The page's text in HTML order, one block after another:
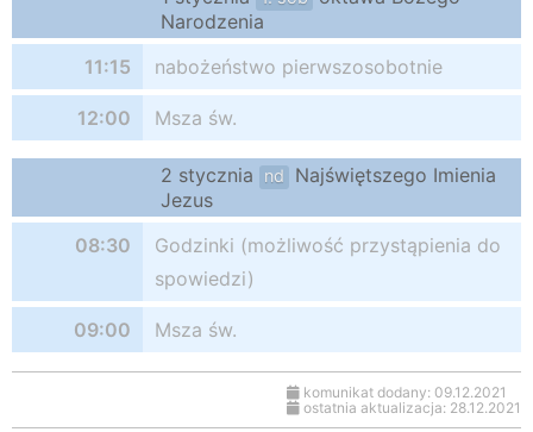
Narodzenia
11:15
nabożeństwo pierwszosobotnie
12:00 Msza św.
2 stycznia nd
Najświętszego Imienia
Jezus
08:30
Godzinki (możliwość przystąpienia do
spowiedzi)
09:00 Msza św.
komunikat dodany: 09.12.2021
ostatnia aktualizacja: 28.12.2021